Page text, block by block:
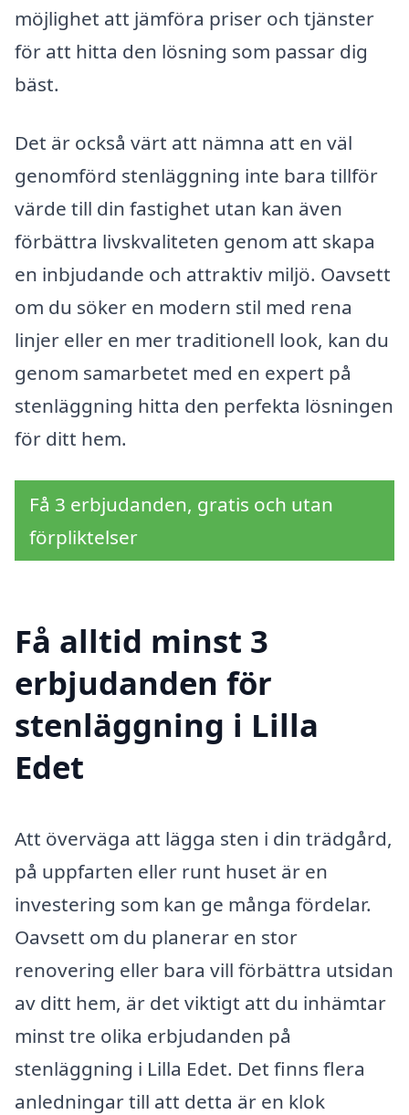
möjlighet att jämföra priser och tjänster
för att hitta den lösning som passar dig
bäst.
Det är också värt att nämna att en väl
genomförd stenläggning inte bara tillför
värde till din fastighet utan kan även
förbättra livskvaliteten genom att skapa
en inbjudande och attraktiv miljö. Oavsett
om du söker en modern stil med rena
linjer eller en mer traditionell look, kan du
genom samarbetet med en expert på
stenläggning hitta den perfekta lösningen
för ditt hem.
Få 3 erbjudanden, gratis och utan
förpliktelser
Få alltid minst 3
erbjudanden för
stenläggning i Lilla
Edet
Att överväga att lägga sten i din trädgård,
på uppfarten eller runt huset är en
investering som kan ge många fördelar.
Oavsett om du planerar en stor
renovering eller bara vill förbättra utsidan
av ditt hem, är det viktigt att du inhämtar
minst tre olika erbjudanden på
stenläggning i Lilla Edet. Det finns flera
anledningar till att detta är en klok